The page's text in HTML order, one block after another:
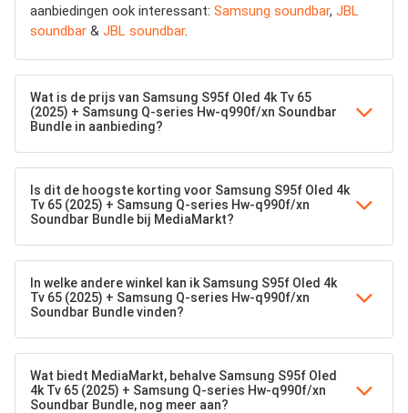
aanbiedingen ook interessant: Samsung soundbar, JBL
soundbar & JBL soundbar.
Wat is de prijs van Samsung S95f Oled 4k Tv 65
(2025) + Samsung Q-series Hw-q990f/xn Soundbar
Bundle in aanbieding?
Is dit de hoogste korting voor Samsung S95f Oled 4k
Tv 65 (2025) + Samsung Q-series Hw-q990f/xn
Soundbar Bundle bij MediaMarkt?
In welke andere winkel kan ik Samsung S95f Oled 4k
Tv 65 (2025) + Samsung Q-series Hw-q990f/xn
Soundbar Bundle vinden?
Wat biedt MediaMarkt, behalve Samsung S95f Oled
4k Tv 65 (2025) + Samsung Q-series Hw-q990f/xn
Soundbar Bundle, nog meer aan?